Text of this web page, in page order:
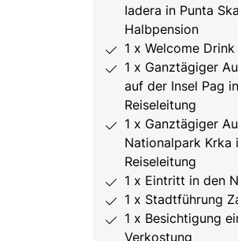
Iadera in Punta
Halbpension
1 x Welcome Drink
1 x Ganztägiger
auf der Insel Pag
Reiseleitung
1 x Ganztägiger
Nationalpark Krka
Reiseleitung
1 x Eintritt in den
1 x Stadtführung
1 x Besichtigung
Verkostung